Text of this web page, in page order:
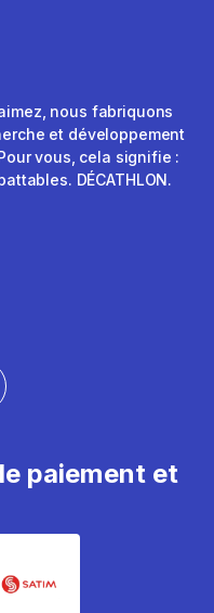
nous fabriquons
et développement
vous, cela signifie :
DÉCATHLON.
paiement et